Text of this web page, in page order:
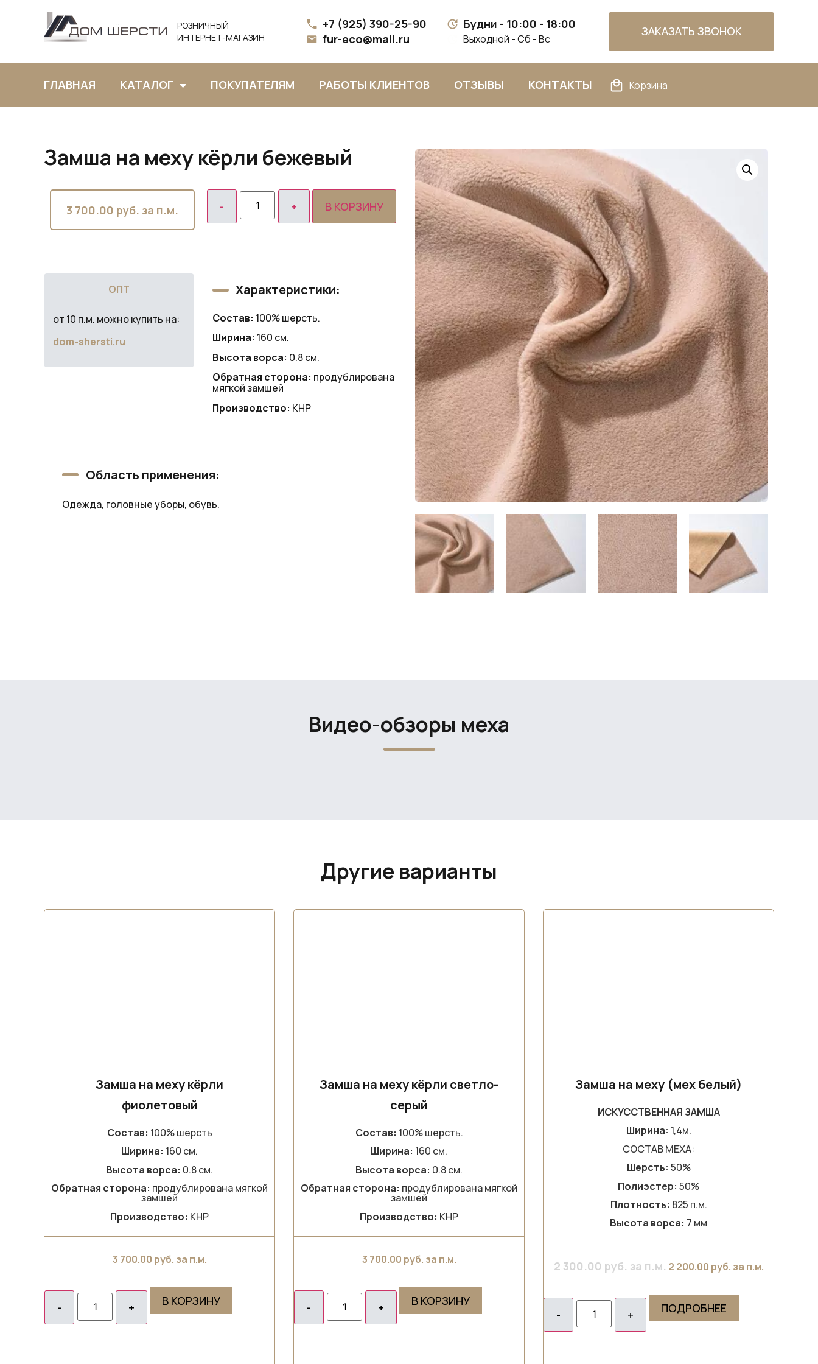
РОЗНИЧНЫЙ
ИНТЕРНЕТ-МАГАЗИН
+7 (925) 390-25-90
fur-eco@mail.ru
Будни - 10:00 - 18:00
Выходной - Сб - Вс
ЗАКАЗАТЬ ЗВОНОК
ГЛАВНАЯ КАТАЛОГ ПОКУПАТЕЛЯМ РАБОТЫ КЛИЕНТОВ ОТЗЫВЫ КОНТАКТЫ Корзина
Замша на меху кёрли бежевый
3 700.00 руб. за п.м. В КОРЗИНУ
ОПТ
от 10 п.м. можно купить на:
dom-shersti.ru
Характеристики:
Состав: 100% шерсть.
Ширина: 160 см.
Высота ворса: 0.8 см.
Обратная сторона: продублирована
мягкой замшей
Производство: КНР
Область применения:
Одежда, головные уборы, обувь.
Видео-обзоры меха
Другие варианты
Замша на меху кёрли
фиолетовый
Состав: 100% шерсть
Ширина: 160 см.
Высота ворса: 0.8 см.
Обратная сторона: продублирована мягкой
замшей
Производство: КНР
3 700.00 руб. за п.м.
В КОРЗИНУ
Замша на меху кёрли светло-
серый
Состав: 100% шерсть.
Ширина: 160 см.
Высота ворса: 0.8 см.
Обратная сторона: продублирована мягкой
замшей
Производство: КНР
3 700.00 руб. за п.м.
В КОРЗИНУ
Замша на меху (мех белый)
ИСКУССТВЕННАЯ ЗАМША
Ширина: 1,4м.
СОСТАВ МЕХА:
Шерсть: 50%
Полиэстер: 50%
Плотность: 825 п.м.
Высота ворса: 7 мм
2 300.00руб. за п.м. 2 200.00 руб. за п.м.
ПОДРОБНЕЕ